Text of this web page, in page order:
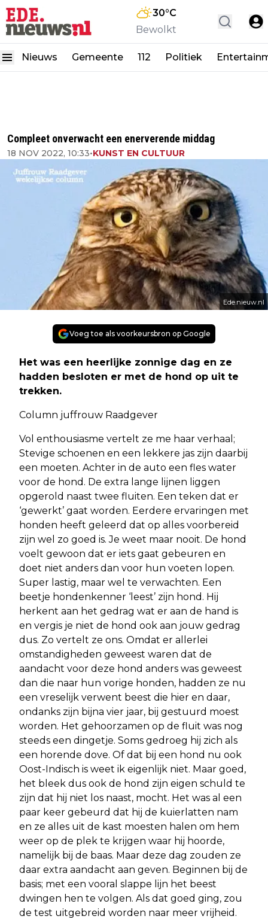
30°C
Bewolkt
Nieuws Gemeente 112 Politiek
Compleet onverwacht een enerverende middag
18 NOV 2022, 10:33•KUNST EN CULTUUR
Ede.nieuw.nl
Voeg toe als voorkeursbron op Google
Het was een heerlijke zonnige dag en ze
hadden besloten er met de hond op uit te
trekken.
Column juffrouw Raadgever
Vol enthousiasme vertelt ze me haar verhaal;
Stevige schoenen en een lekkere jas zijn daarbij
een moeten. Achter in de auto een fles water
voor de hond. De extra lange lijnen liggen
opgerold naast twee fluiten. Een teken dat er
‘gewerkt’ gaat worden. Eerdere ervaringen met
honden heeft geleerd dat op alles voorbereid
zijn wel zo goed is. Je weet maar nooit. De hond
voelt gewoon dat er iets gaat gebeuren en
doet niet anders dan voor hun voeten lopen.
Super lastig, maar wel te verwachten. Een
beetje hondenkenner ‘leest’ zijn hond. Hij
herkent aan het gedrag wat er aan de hand is
en vergis je niet de hond ook aan jouw gedrag
dus. Zo vertelt ze ons. Omdat er allerlei
omstandigheden geweest waren dat de
aandacht voor deze hond anders was geweest
dan die naar hun vorige honden, hadden ze nu
een vreselijk verwent beest die hier en daar,
ondanks zijn bijna vier jaar, bij gestuurd moest
worden. Het gehoorzamen op de fluit was nog
steeds een dingetje. Soms gedroeg hij zich als
een horende dove. Of dat bij een hond nu ook
Oost-Indisch is weet ik eigenlijk niet. Maar goed,
het bleek dus ook de hond zijn eigen schuld te
zijn dat hij niet los naast, mocht. Het was al een
paar keer gebeurd dat hij de kuierlatten nam
en ze alles uit de kast moesten halen om hem
weer op de plek te krijgen waar hij hoorde,
namelijk bij de baas. Maar deze dag zouden ze
daar extra aandacht aan geven. Beginnen bij de
basis; met een vooral slappe lijn het beest
dwingen hen te volgen. Als dat goed ging, zou
de test uitgebreid worden naar meer vrijheid.